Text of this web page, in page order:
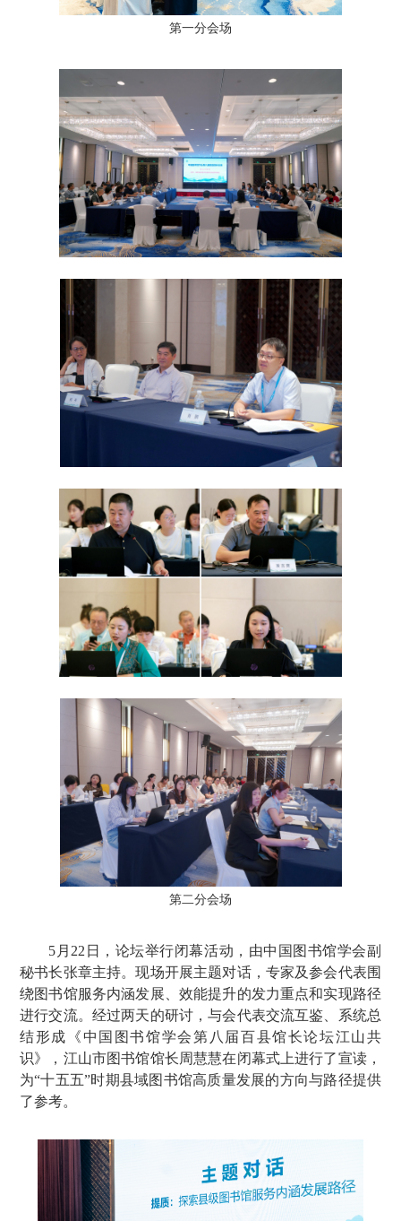
第一分会场
第二分会场
5月22日，论坛举行闭幕活动，由中国图书馆学会副
秘书长张章主持。现场开展主题对话，专家及参会代表围
绕图书馆服务内涵发展、效能提升的发力重点和实现路径
进行交流。经过两天的研讨，与会代表交流互鉴、系统总
结形成《中国图书馆学会第八届百县馆长论坛江山共
识》，江山市图书馆馆长周慧慧在闭幕式上进行了宣读，
为“十五五”时期县域图书馆高质量发展的方向与路径提供
了参考。